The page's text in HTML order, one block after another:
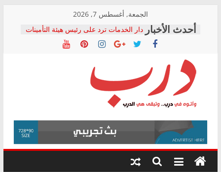
content
الجمعة, أغسطس 7, 2026
دار الخدمات ترد على رئيس هيئة التأمينات
بعد مؤتمره الصحفي: إنكار الأزمة لا ينهي
معاناة أصحاب المعاشات.. ونطالب بكشف
فرحات سليمان يكتب: القطاع الصحي إلى
أين؟
حزب التحالف الشعبي يطلق لجنة “الحق
في الصحة” بالإسكندرية لرصد الانتهاكات
ودعم المرضى
الوزاري لمدينة الصحفيين.. وانتهاء أعمال
إنشاء المبنى الإداري
المجلس القومي لحقوق الإنسان يعلن
متابعة قضية الدكتور محمد زهران.. ويؤكد:
قرينة البراءة وضمانات المحاكمة العادلة
درب
وأتوه
درب..
وتبقى
هي